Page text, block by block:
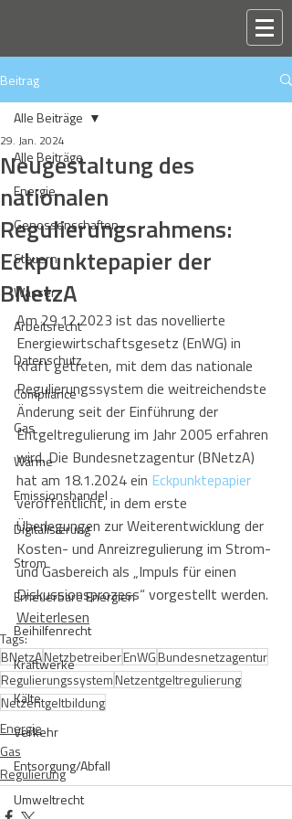
Beitrag
Alle Beiträge
Energie
Genossenschaften
Steuern
Wasser
Arbeitsrecht
Datenschutz
Compliance
Gas
Wärme
Emissionshandel
Digitalisierung
Strom
Erneuerbare Energien
Beihilfenrecht
Kraftwerke
Kälte
Verkehr
Entsorgung/Abfall
Umweltrecht
Alle Beiträge
Neugestaltung des
nationalen
Regulierungsrahmens:
Eckpunktepapier der
BNetzA
29. Jan. 2024
Am 29.12.2023 ist das novellierte
Energiewirtschaftsgesetz (EnWG) in
Kraft getreten, mit dem das nationale
Regulierungssystem die weitreichendste
Änderung seit der Einführung der
Entgeltregulierung im Jahr 2005 erfahren
wird. Die Bundesnetzagentur (BNetzA)
hat am 18.1.2024 ein Eckpunktepapier
veröffentlicht, in dem erste
Überlegungen zur Weiterentwicklung der
Kosten- und Anreizregulierung im Strom-
und Gasbereich als „Impuls für einen
Diskussionsprozess“ vorgestellt werden.
Weiterlesen
Tags:
BNetzANetzbetreiberEnWGBundesnetzagentur
RegulierungssystemNetzentgeltregulierung
Netzentgeltbildung
Energie
Gas
Regulierung